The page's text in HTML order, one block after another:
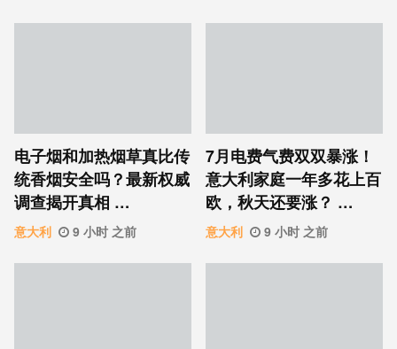
电子烟和加热烟草真比传
统香烟安全吗？最新权威
调查揭开真相 …
意大利 9 小时 之前
7月电费气费双双暴涨！
意大利家庭一年多花上百
欧，秋天还要涨？ …
意大利 9 小时 之前